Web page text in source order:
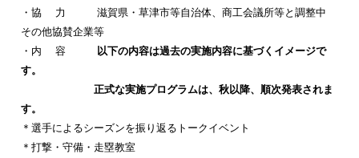
・協 力 滋賀県・草津市等自治体、商工会議所等と調整中
その他協賛企業等
・内 容
以下の内容は過去の実施内容に基づくイメージで
す。
正式な実施プログラムは、秋以降、順次発表されま
す。
＊選手によるシーズンを振り返るトークイベント
＊打撃・守備・走塁教室